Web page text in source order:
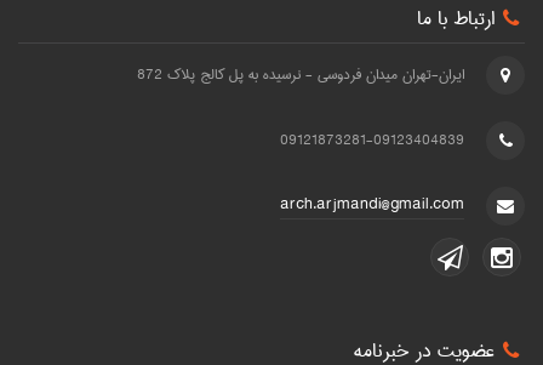
ارتباط با ما
ایران-تهران میدان فردوسی - نرسیده به پل کالج پلاک 872
09121873281-09123404839
arch.arjmandi@gmail.com
عضویت در خبرنامه